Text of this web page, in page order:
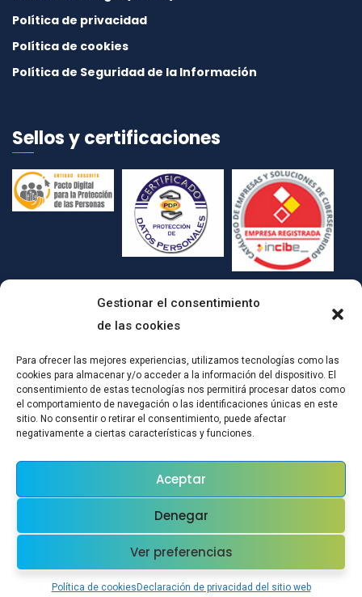
Gestionar el consentimiento
de las cookies
Para ofrecer las mejores experiencias, utilizamos tecnologías como las
cookies para almacenar y/o acceder a la información del dispositivo. El
consentimiento de estas tecnologías nos permitirá procesar datos como
el comportamiento de navegación o las identificaciones únicas en este
sitio. No consentir o retirar el consentimiento, puede afectar
negativamente a ciertas características y funciones.
Aceptar
Denegar
Ver preferencias
Política de cookies Declaración de privacidad del sitio web
Política de privacidad
Política de cookies
Política de Seguridad de la Información
Sellos y certificaciones
(c)CONPRODAT ha implementado un Plan de Transformación Digital
actuaciones de certificación en SGSI y mejoras tecnológicas:Esta
actuación ha sido subvencionada a través del Plan de Recuperación,
por la Orden EPS/42/2021, de 28 de diciembre, por la que se
subvenciones públicas destinadas a la financiación de las inversiones
del Componente 23 Nuevos proyectos territoriales para el reequilibrio y